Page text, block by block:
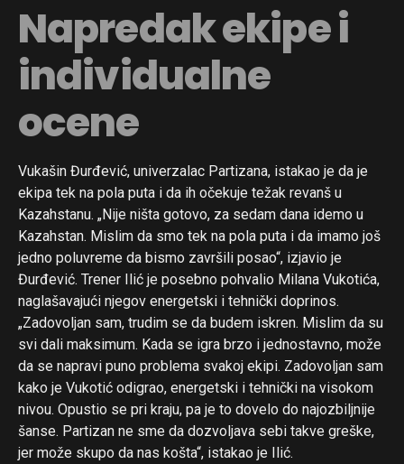
Napredak ekipe i
individualne
ocene
Vukašin Đurđević, univerzalac Partizana, istakao je da je
ekipa tek na pola puta i da ih očekuje težak revanš u
Kazahstanu. „Nije ništa gotovo, za sedam dana idemo u
Kazahstan. Mislim da smo tek na pola puta i da imamo još
jedno poluvreme da bismo završili posao“, izjavio je
Đurđević. Trener Ilić je posebno pohvalio Milana Vukotića,
naglašavajući njegov energetski i tehnički doprinos.
„Zadovoljan sam, trudim se da budem iskren. Mislim da su
svi dali maksimum. Kada se igra brzo i jednostavno, može
da se napravi puno problema svakoj ekipi. Zadovoljan sam
kako je Vukotić odigrao, energetski i tehnički na visokom
nivou. Opustio se pri kraju, pa je to dovelo do najozbiljnije
šanse. Partizan ne sme da dozvoljava sebi takve greške,
jer može skupo da nas košta“, istakao je Ilić.